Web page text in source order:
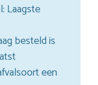
Laagste
besteld is
een